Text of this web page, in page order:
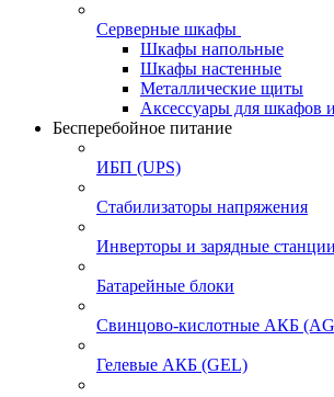
Серверные шкафы
Шкафы напольные
Шкафы настенные
Металлические щиты
Аксессуары для шкафов
Бесперебойное питание
ИБП (UPS)
Стабилизаторы напряжения
Инверторы и зарядные станции
Батарейные блоки
Свинцово-кислотные АКБ
Гелевые АКБ (GEL)